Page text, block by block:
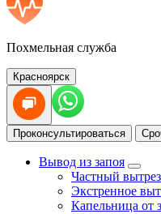
Похмельная служба
Красноярск
Проконсультироваться
Вывод из запоя
Частный
Экстренное
Капельница от